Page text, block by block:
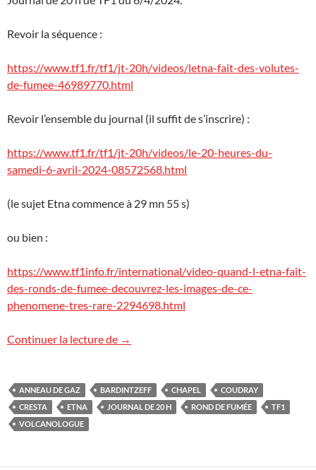
Revoir la séquence :
https://www.tf1.fr/tf1/jt-20h/videos/letna-fait-des-volutes-
de-fumee-46989770.html
Revoir l’ensemble du journal (il suffit de s’inscrire) :
https://www.tf1.fr/tf1/jt-20h/videos/le-20-heures-du-
samedi-6-avril-2024-08572568.html
(le sujet Etna commence à 29 mn 55 s)
ou bien :
https://www.tf1info.fr/international/video-quand-l-etna-fait-
des-ronds-de-fumee-decouvrez-les-images-de-ce-
phenomene-tres-rare-2294698.html
Continuer la lecture de Les « ronds de fumée » de l’Etna sur TF1
→
ANNEAU DE GAZ BARDINTZEFF CHAPEL
COUDRAY
CRESTA
ETNA JOURNAL DE 20 H ROND DE FUMÉE
TF1
VOLCANOLOGUE